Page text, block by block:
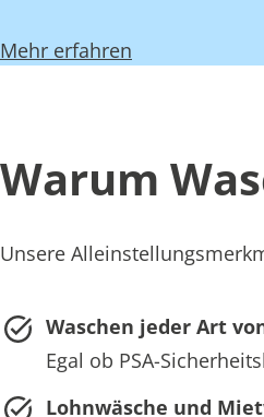
Mehr erfahren
Warum
Unsere
Waschen jeder Art
Egal ob PSA-
Lohnwäsche und